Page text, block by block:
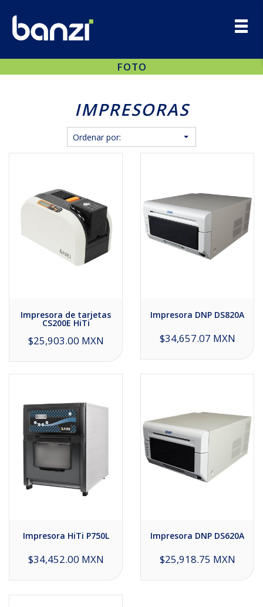
FOTO
IMPRESORAS
Ordenar por:
Impresora de tarjetas
CS200E HiTi
$25,903.00 MXN
Impresora DNP DS820A
$34,657.07 MXN
Impresora HiTi P750L
$34,452.00 MXN
Impresora DNP DS620A
$25,918.75 MXN